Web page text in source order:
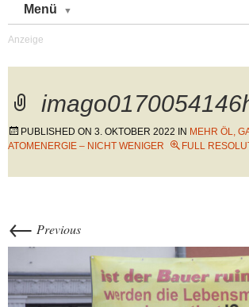
Menü
PUBLISHED ON 3. OKTOBER 2022 IN MEHR ÖL,
ATOMENERGIE – NICHT WENIGER
FULL
← Previous